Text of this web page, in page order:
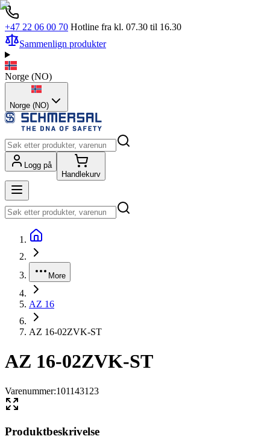
+47 22 06 00 70 Hotline fra kl. 07.30 til 16.30
Sammenlign produkter
Norge (NO)
Norge (NO)
Logg på
Handlekurv
More
AZ 16
AZ 16-02ZVK-ST
AZ 16-02ZVK-ST
Varenummer:101143123
Produktbeskrivelse